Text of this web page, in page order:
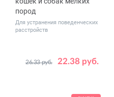
пород
Для устранения поведенческих
расстройств
22.38 руб.
26.33 руб.
Дозировка,
2 табл - 50